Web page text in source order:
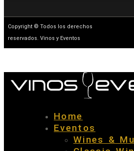
Copyright © Todos los derechos
reservados. Vinos y Eventos
Home
Eventos
Wines &